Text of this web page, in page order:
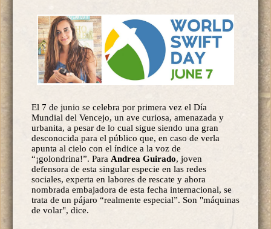
El 7 de junio se celebra por primera vez el Día
Mundial del Vencejo, un ave curiosa, amenazada y
urbanita, a pesar de lo cual sigue siendo una gran
desconocida para el público que, en caso de verla
apunta al cielo con el índice a la voz de
“¡golondrina!”. Para Andrea Guirado, joven
defensora de esta singular especie en las redes
sociales, experta en labores de rescate y ahora
nombrada embajadora de esta fecha internacional, se
trata de un pájaro “realmente especial”. Son "máquinas
de volar", dice.